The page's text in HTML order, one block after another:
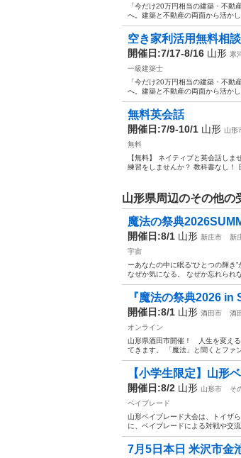
「今だけ20万円相当の建築・不
へ。建築と不動産の両面から活か
空き家利活用無料相
開催日:7/17-8/16 山形 寒
一級建築士
「今だけ20万円相当の建築・不
へ。建築と不動産の両面から活か
無料英会話
開催日:7/9-10/1 山形 山形
無料
【無料】 ネイティブと英会話し
練習をしませんか？ 教科書なし！
山形県周辺のその他の
魔法の祭典
開催日:8/1 山形 新庄市 新
宇宙
ーあなたの中に眠る“ひとつの輝き
なぜか気になる。 なぜか忘れられ
『魔法の祭典2026
開催日:8/1 山形 酒田市 酒
オンライン
山形県酒田市開催！ 人生を変える
てきます。 「魔法」と聞くとファ
【小学生限定】山形
開催日:8/2 山形 山形市
そ
ベイブレード
山形ベイブレード大会は、トイザ
に、ベイブレードによる対戦や交
7月5日本日 米沢市金